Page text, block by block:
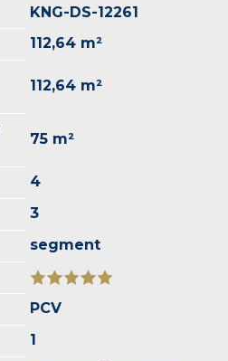
KNG-DS-12261
112,64 m²
112,64 m²
75 m²
4
3
segment
PCV
1